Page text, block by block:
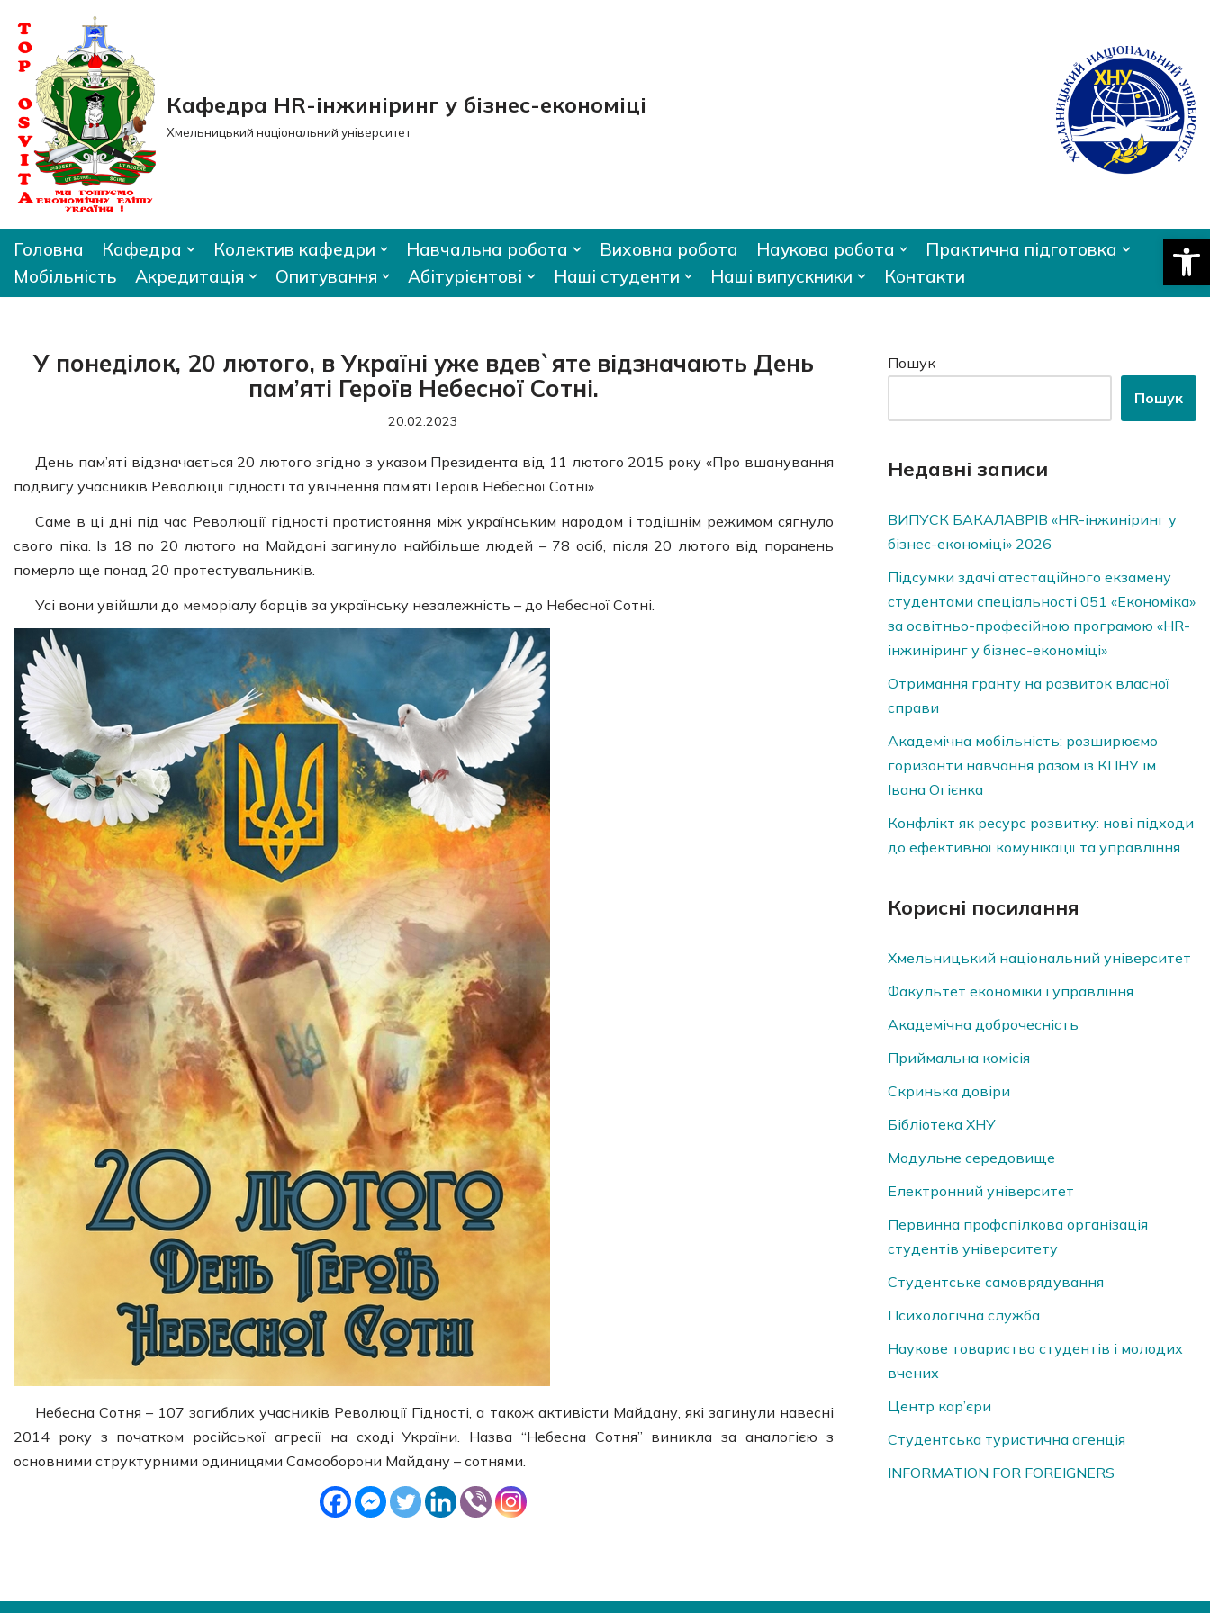
Перейти
до
вмісту
Кафедра HR-інжиніринг у бізнес-економіці
Хмельницький національний університет
Головна Кафедра Колектив кафедри Навчальна робота Виховна робота Наукова робота
Практична підготовка
Мобільність
Акредитація Опитування Абітурієнтові Наші студенти Наші випускники Контакти
У понеділок, 20 лютого, в Україні уже вдев`яте відзначають День
пам’яті Героїв Небесної Сотні.
20.02.2023
День пам’яті відзначається 20 лютого згідно з указом Президента від 11 лютого 2015 року «Про вшанування
подвигу учасників Революції гідності та увічнення пам’яті Героїв Небесної Сотні».
Саме в ці дні під час Революції гідності протистояння між українським народом і тодішнім режимом сягнуло
свого піка. Із 18 по 20 лютого на Майдані загинуло найбільше людей – 78 осіб, після 20 лютого від поранень
померло ще понад 20 протестувальників.
Усі вони увійшли до меморіалу борців за українську незалежність – до Небесної Сотні.
Небесна Сотня – 107 загиблих учасників Революції Гідності, а також активісти Майдану, які загинули навесні
2014 року з початком російської агресії на сході України. Назва “Небесна Сотня” виникла за аналогією з
основними структурними одиницями Самооборони Майдану – сотнями.
Пошук
Пошук
Недавні записи
ВИПУСК БАКАЛАВРІВ «HR-інжиніринг у
бізнес-економіці» 2026
Підсумки здачі атестаційного екзамену
студентами спеціальності 051 «Економіка»
за освітньо-професійною програмою «HR-
інжиніринг у бізнес-економіці»
Отримання гранту на розвиток власної
справи
Академічна мобільність: розширюємо
горизонти навчання разом із КПНУ ім.
Івана Огієнка
Конфлікт як ресурс розвитку: нові підходи
до ефективної комунікації та управління
Корисні посилання
Хмельницький національний університет
Факультет економіки і управління
Академічна доброчесність
Приймальна комісія
Скринька довiри
Бібліотека ХНУ
Модульне середовище
Електронний університет
Первинна профспілкова організація
студентів університету
Студентське самоврядування
Психологічна служба
Наукове товариство студентів і молодих
вчених
Центр кар’єри
Студентська туристична агенція
INFORMATION FOR FOREIGNERS